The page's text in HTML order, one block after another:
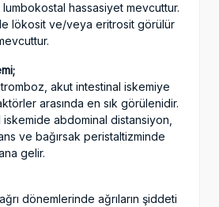
hassasiyet mevcuttur.
lökosit ve/veya eritrosit görülür
akut intestinal iskemiye
arasında en sık görülenidir.
iskemide abdominal distansiyon,
ve bağırsak peristaltizminde
gelir.
dönemlerinde ağrıların şiddeti